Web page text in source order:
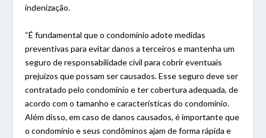
indenização.
“É fundamental que o condomínio adote medidas
preventivas para evitar danos a terceiros e mantenha um
seguro de responsabilidade civil para cobrir eventuais
prejuízos que possam ser causados. Esse seguro deve ser
contratado pelo condomínio e ter cobertura adequada, de
acordo com o tamanho e características do condomínio.
Além disso, em caso de danos causados, é importante que
o condomínio e seus condôminos ajam de forma rápida e